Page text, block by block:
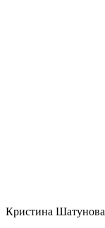
Кристина Шатунова